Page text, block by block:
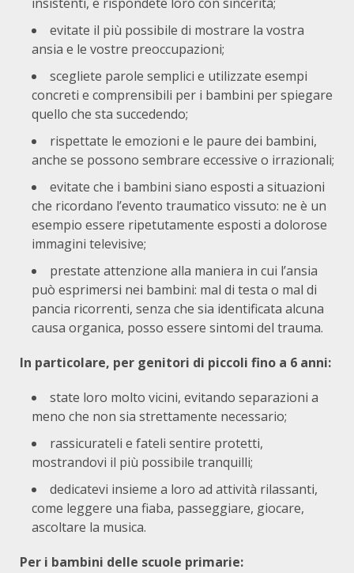
evitate il più possibile di mostrare la vostra
ansia e le vostre preoccupazioni;
scegliete parole semplici e utilizzate esempi
concreti e comprensibili per i bambini per spiegare
quello che sta succedendo;
rispettate le emozioni e le paure dei bambini,
anche se possono sembrare eccessive o irrazionali;
evitate che i bambini siano esposti a situazioni
che ricordano l’evento traumatico vissuto: ne è un
esempio essere ripetutamente esposti a dolorose
immagini televisive;
prestate attenzione alla maniera in cui l’ansia
può esprimersi nei bambini: mal di testa o mal di
pancia ricorrenti, senza che sia identificata alcuna
causa organica, posso essere sintomi del trauma.
In particolare, per genitori di piccoli fino a 6 anni:
state loro molto vicini, evitando separazioni a
meno che non sia strettamente necessario;
rassicurateli e fateli sentire protetti,
mostrandovi il più possibile tranquilli;
dedicatevi insieme a loro ad attività rilassanti,
come leggere una fiaba, passeggiare, giocare,
ascoltare la musica.
Per i bambini delle scuole primarie: